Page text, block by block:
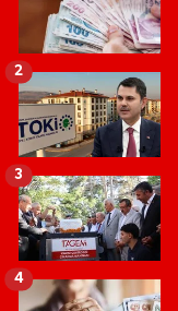
2
3
4